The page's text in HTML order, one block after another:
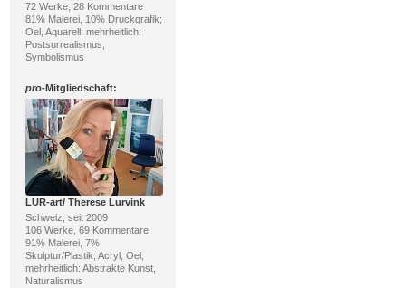
72 Werke, 28 Kommentare
81% Malerei, 10% Druckgrafik;
Oel, Aquarell; mehrheitlich:
Postsurrealismus,
Symbolismus
pro-Mitgliedschaft:
LUR-art/ Therese Lurvink
Schweiz, seit 2009
106 Werke, 69 Kommentare
91% Malerei, 7%
Skulptur/Plastik; Acryl, Oel;
mehrheitlich: Abstrakte Kunst,
Naturalismus